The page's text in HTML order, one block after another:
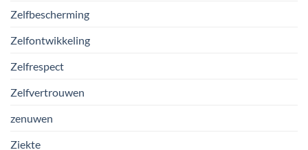
Zelfbescherming
Zelfontwikkeling
Zelfrespect
Zelfvertrouwen
zenuwen
Ziekte